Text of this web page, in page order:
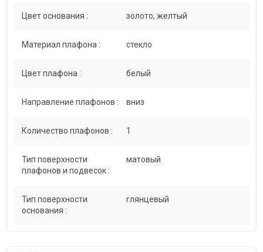
Цвет основания : золото, желтый
Материал плафона : стекло
Цвет плафона : белый
Направление плафонов : вниз
Количество плафонов : 1
Тип поверхности
плафонов и подвесок :
матовый
Тип поверхности
основания :
глянцевый